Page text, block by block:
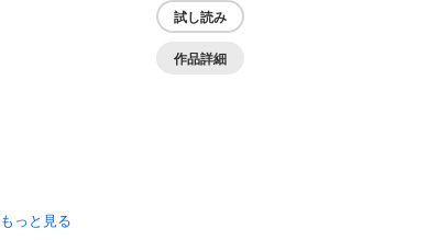
試し読み
作品詳細
もっと見る